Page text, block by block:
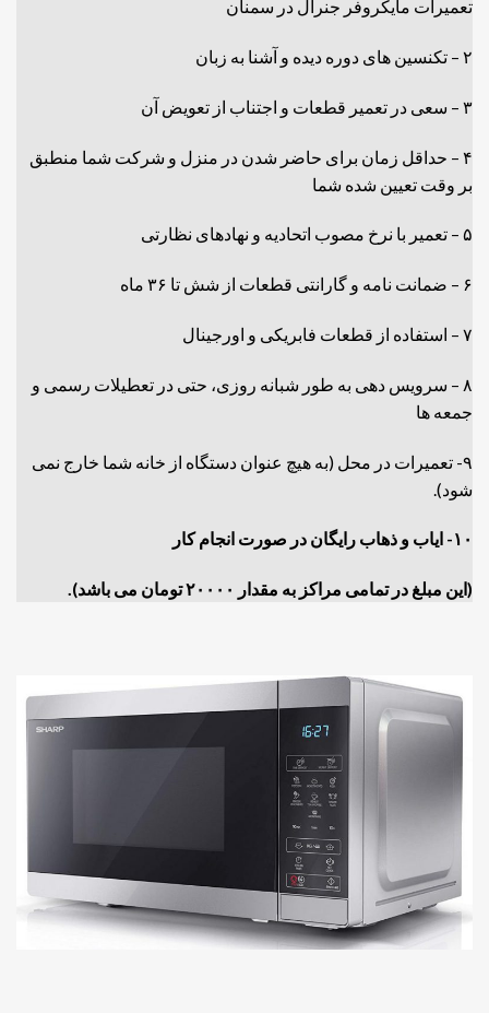
تعمیرات مایکروفر جنرال در سمنان
۲ – تکنسین های دوره دیده و آشنا به زبان
۳ – سعی در تعمیر قطعات و اجتناب از تعویض آن
۴ – حداقل زمان برای حاضر شدن در منزل و شرکت شما منطبق
بر وقت تعیین شده شما
۵ – تعمیر با نرخ مصوب اتحادیه و نهادهای نظارتی
۶ – ضمانت نامه و گارانتی قطعات از شش تا ۳۶ ماه
۷ – استفاده از قطعات فابریکی و اورجینال
۸ – سرویس دهی به طور شبانه روزی، حتی در تعطیلات رسمی و
جمعه ها
۹- تعمیرات در محل (به هیچ عنوان دستگاه از خانه شما خارج نمی
شود).
۱۰- ایاب و ذهاب رایگان در صورت انجام کار
(این مبلغ در تمامی مراکز به مقدار ۲۰۰۰۰ تومان می باشد).